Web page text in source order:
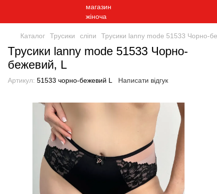
Каталог Трусики сліпи Трусики lanny mode 51533 Чорно-
Трусики lanny mode 51533 Чорно-
бежевий, L
Артикул: 51533 чорно-бежевий L Написати відгук